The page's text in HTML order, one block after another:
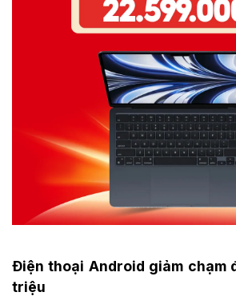
Điện thoại Android giảm chạm
triệu